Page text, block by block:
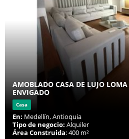
AMOBLADO CASA DE LUJO LOMA
ENVIGADO
Casa
En: Medellín, Antioquia
Tipo de negocio: Alquiler
Área Construida: 400 m²